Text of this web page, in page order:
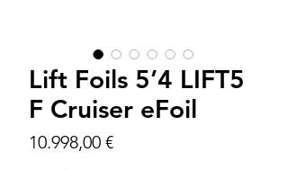
Lift Foils 5’4 LIFT5
F Cruiser eFoil
10.998,00 €Preis